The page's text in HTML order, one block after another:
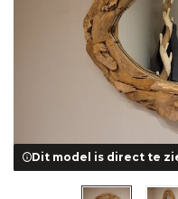
Dit model is direct te